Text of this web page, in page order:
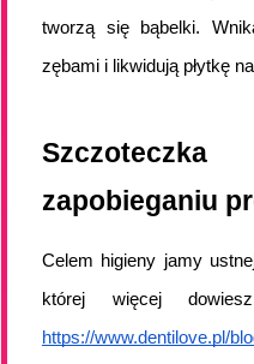
tworzą się bąbelki.
zębami i likwidują płytkę
zapobieganiu
Celem higieny jamy
https://www.dentilove.pl/